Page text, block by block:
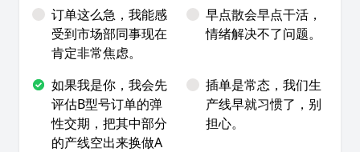
订单这么急，我能感
受到市场部同事现在
肯定非常焦虑。
早点散会早点干活，
情绪解决不了问题。
如果我是你，我会先
评估B型号订单的弹
性交期，把其中部分
的产线空出来换做A
插单是常态，我们生
产线早就习惯了，别
担心。